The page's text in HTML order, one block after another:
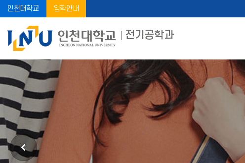
인천대학교 입학안내
전기공학과